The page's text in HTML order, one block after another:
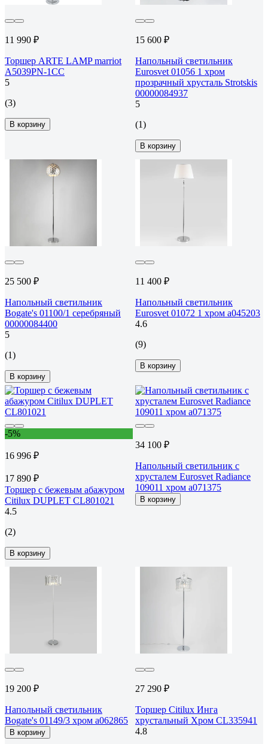
11 990 ₽
Торшер ARTE LAMP marriot
A5039PN-1CC
5
(3)
В корзину
15 600 ₽
Напольный светильник
Eurosvet 01056 1 хром
прозрачный хрусталь Strotskis
00000084937
5
(1)
В корзину
25 500 ₽
Напольный светильник
Bogate's 01100/1 серебряный
00000084400
5
(1)
В корзину
11 400 ₽
Напольный светильник
Eurosvet 01072 1 хром a045203
4.6
(9)
В корзину
-5%
16 996 ₽
17 890 ₽
Торшер с бежевым абажуром
Citilux DUPLET CL801021
4.5
(2)
В корзину
34 100 ₽
Напольный светильник с
хрусталем Eurosvet Radiance
109011 хром a071375
В корзину
19 200 ₽
Напольный светильник
Bogate's 01149/3 хром a062865
В корзину
27 290 ₽
Торшер Citilux Инга
хрустальный Хром CL335941
4.8